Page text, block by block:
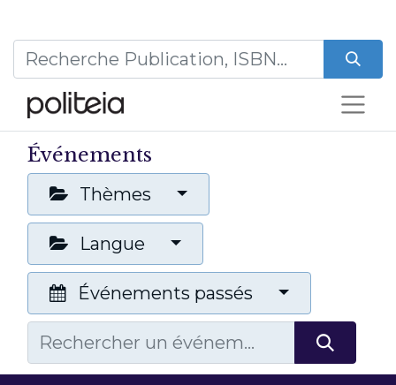
Événements
Thèmes
Langue
Événements passés